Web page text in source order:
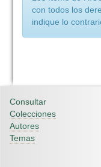
con todos los
indique lo
Consultar
Colecciones
Autores
Temas